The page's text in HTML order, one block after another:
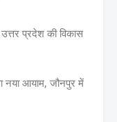
प्रदेश की विकास
नया आयाम, जौनपुर में